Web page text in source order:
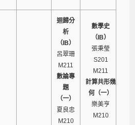
迴歸分
析
（IB）
呂翠珊
M211
數論專
題
（一）
夏良忠
M210
數學史
（IB）
張秉瑩
S201
M211
計算共形幾
何（一）
樂美亨
M210